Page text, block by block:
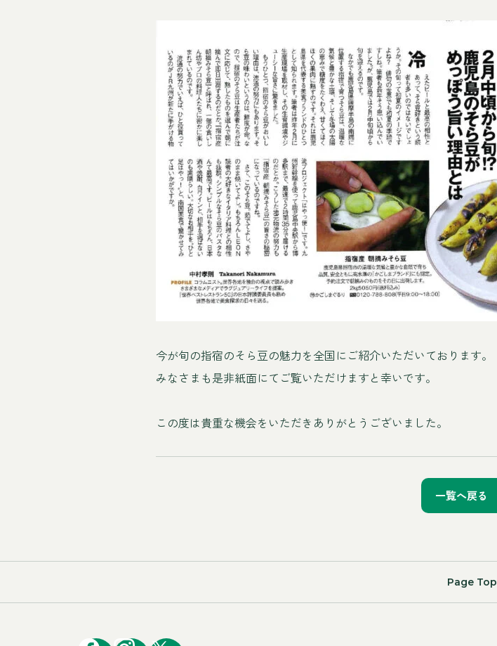
今が旬の指宿のそら豆の魅力を全国にご紹介いただいております。
みなさまも是非紙面にてご覧いただけますと幸いです。
この度は貴重な機会をいただきありがとうございました。
一覧へ戻る
Page Top